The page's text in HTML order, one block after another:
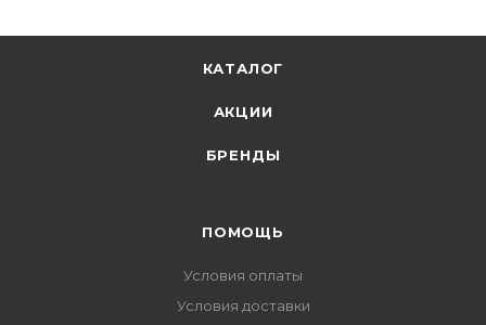
КАТАЛОГ
АКЦИИ
БРЕНДЫ
ПОМОЩЬ
Условия оплаты
Условия доставки